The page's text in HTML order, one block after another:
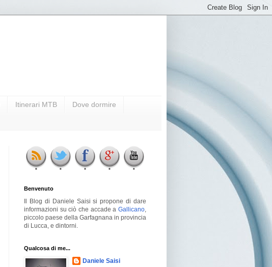
Itinerari MTB Dove dormire
Benvenuto
Il Blog di Daniele Saisi si propone di dare
informazioni su ciò che accade a Gallicano
piccolo paese della Garfagnana in provincia
di Lucca, e dintorni.
Qualcosa di me...
Daniele Saisi